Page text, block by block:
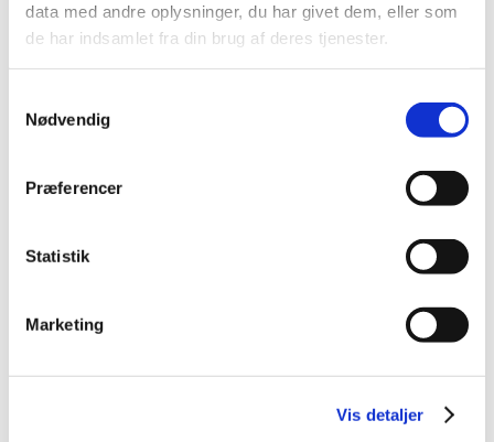
data med andre oplysninger, du har givet dem, eller som
de har indsamlet fra din brug af deres tjenester.
Nødvendig
Præferencer
Statistik
Marketing
Vis detaljer
Ovenstående temaer betyder, at du efter gennemført
kursus kan:
praksis i industrien
Prompte AI-systemer til forskellige typer af opgaver
Bruge strukturerede AI-spørgeteknikker, så du får
produktionsopgaver